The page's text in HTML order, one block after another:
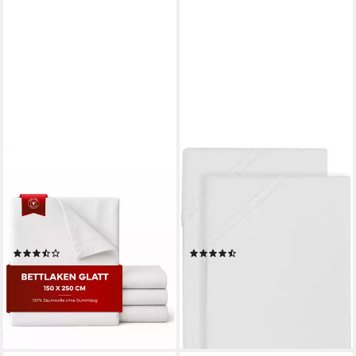
Abdecktuch Stecklaken 140
Gramm, Gummizug: ohne, (1
ab 10,19 € UVP11,95 €
lieferbar - in 5-6 Werktagen bei dir